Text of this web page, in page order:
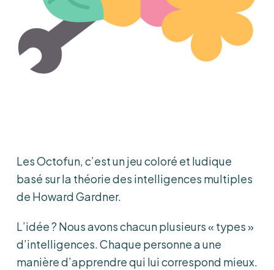
Les Octofun, c’est un jeu coloré et ludique
basé sur la théorie des intelligences multiples
de Howard Gardner.
L’idée ? Nous avons chacun plusieurs « types »
d’intelligences. Chaque personne a une
manière d’apprendre qui lui correspond mieux.